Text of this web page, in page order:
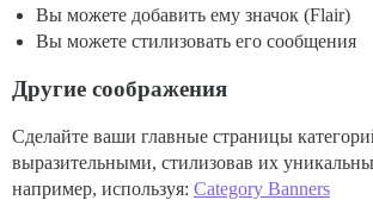
Вы можете добавить ему значок (Flair)
Вы можете стилизовать его сообщения
Другие соображения
Сделайте ваши главные страницы
выразительными, стилизовав их
например, используя: Category Banners